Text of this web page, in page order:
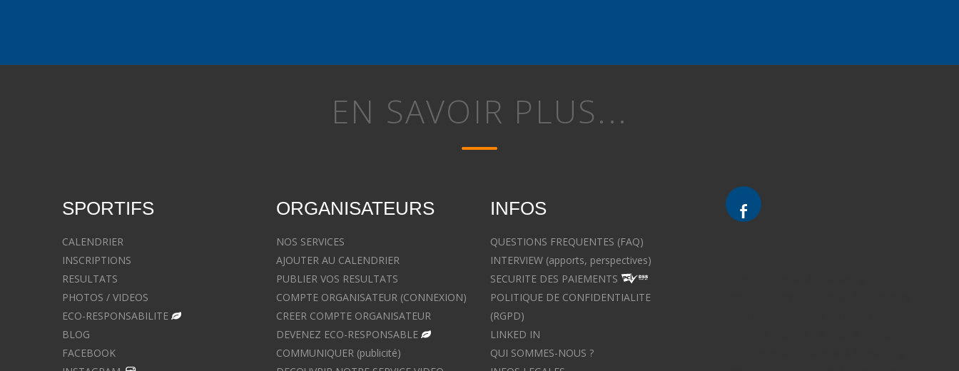
EN SAVOIR PLUS...
SPORTIFS
CALENDRIER
INSCRIPTIONS
RESULTATS
PHOTOS / VIDEOS
ECO-RESPONSABILITE
BLOG
FACEBOOK
ORGANISATEURS
NOS SERVICES
AJOUTER AU CALENDRIER
PUBLIER VOS RESULTATS
COMPTE ORGANISATEUR (CONNEXION)
CREER COMPTE ORGANISATEUR
DEVENEZ ECO-RESPONSABLE
COMMUNIQUER (publicité)
INFOS
QUESTIONS FREQUENTES (FAQ)
INTERVIEW (apports, perspectives)
SECURITE DES PAIEMENTS
POLITIQUE DE CONFIDENTIALITE
(RGPD)
LINKED IN
QUI SOMMES-NOUS ?